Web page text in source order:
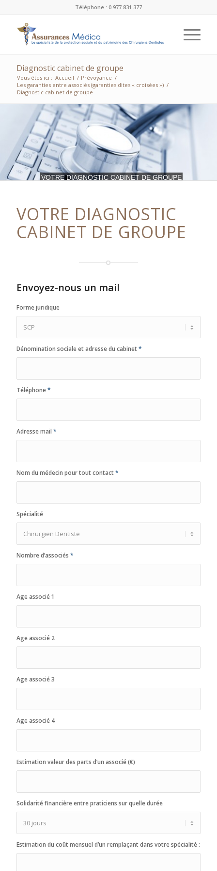
Téléphone : 0 977 831 377
Diagnostic cabinet de groupe
Vous êtes ici : Accueil / Prévoyance /
Les garanties entre associés (garanties dites « croisées ») /
Diagnostic cabinet de groupe
VOTRE DIAGNOSTIC CABINET DE GROUPE
VOTRE DIAGNOSTIC
CABINET DE GROUPE
Envoyez-nous un mail
Forme juridique
Dénomination sociale et adresse du cabinet*
Téléphone*
Adresse mail *
Nom du médecin pour tout contact*
Spécialité
Nombre d’associés *
Age associé 1
Age associé 2
Age associé 3
Age associé 4
Estimation valeur des parts d’un associé (€)
Solidarité financière entre praticiens sur quelle durée
Estimation du coût mensuel d’un remplaçant dans votre spécialité :